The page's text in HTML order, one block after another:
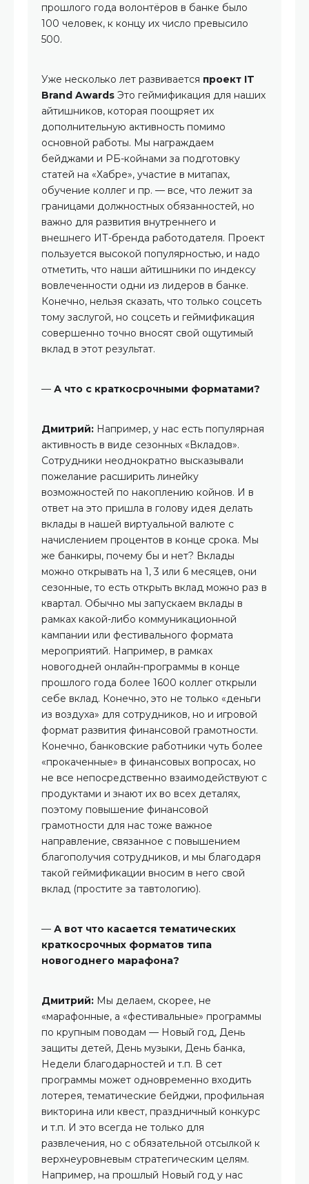
прошлого года волонтёров в банке было
100 человек, к концу их число превысило
500.
Уже несколько лет развивается проект IT
Brand Awards Это геймификация для наших
айтишников, которая поощряет их
дополнительную активность помимо
основной работы. Мы награждаем
бейджами и РБ-койнами за подготовку
статей на «Хабре», участие в митапах,
обучение коллег и пр. — все, что лежит за
границами должностных обязанностей, но
важно для развития внутреннего и
внешнего ИТ-бренда работодателя. Проект
пользуется высокой популярностью, и надо
отметить, что наши айтишники по индексу
вовлеченности одни из лидеров в банке.
Конечно, нельзя сказать, что только соцсеть
тому заслугой, но соцсеть и геймификация
совершенно точно вносят свой ощутимый
вклад в этот результат.
— А что с краткосрочными форматами?
Дмитрий: Например, у нас есть популярная
активность в виде сезонных «Вкладов».
Сотрудники неоднократно высказывали
пожелание расширить линейку
возможностей по накоплению койнов. И в
ответ на это пришла в голову идея делать
вклады в нашей виртуальной валюте с
начислением процентов в конце срока. Мы
же банкиры, почему бы и нет? Вклады
можно открывать на 1, 3 или 6 месяцев, они
сезонные, то есть открыть вклад можно раз в
квартал. Обычно мы запускаем вклады в
рамках какой-либо коммуникационной
кампании или фестивального формата
мероприятий. Например, в рамках
новогодней онлайн-программы в конце
прошлого года более 1600 коллег открыли
себе вклад. Конечно, это не только «деньги
из воздуха» для сотрудников, но и игровой
формат развития финансовой грамотности.
Конечно, банковские работники чуть более
«прокаченные» в финансовых вопросах, но
не все непосредственно взаимодействуют с
продуктами и знают их во всех деталях,
поэтому повышение финансовой
грамотности для нас тоже важное
направление, связанное с повышением
благополучия сотрудников, и мы благодаря
такой геймификации вносим в него свой
вклад (простите за тавтологию).
— А вот что касается тематических
краткосрочных форматов типа
новогоднего марафона?
Дмитрий: Мы делаем, скорее, не
«марафонные, а «фестивальные» программы
по крупным поводам — Новый год, День
защиты детей, День музыки, День банка,
Недели благодарностей и т.п. В сет
программы может одновременно входить
лотерея, тематические бейджи, профильная
викторина или квест, праздничный конкурс
и т.п. И это всегда не только для
развлечения, но с обязательной отсылкой к
верхнеуровневым стратегическим целям.
Например, на прошлый Новый год у нас